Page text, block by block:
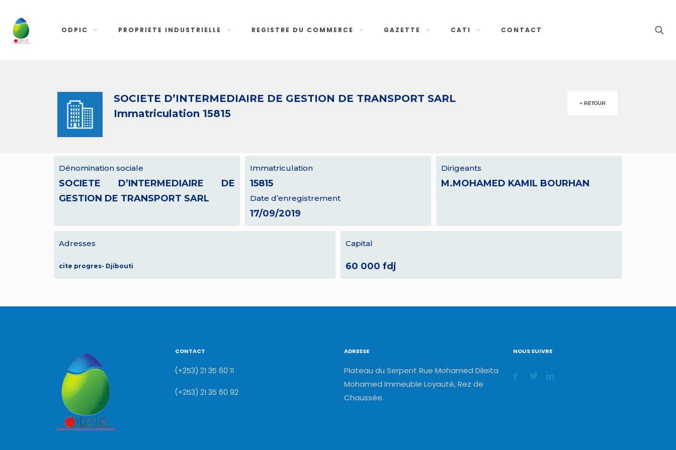
ODPIC PROPRIETE INDUSTRIELLE REGISTRE DU COMMERCE GAZETTE CATI CONTACT
SOCIETE D’INTERMEDIAIRE DE GESTION DE TRANSPORT SARL
Immatriculation 15815
< RETOUR
Dénomination sociale
SOCIETE D’INTERMEDIAIRE DE
GESTION DE TRANSPORT SARL
Immatriculation
15815
Date d’enregistrement
17/09/2019
Dirigeants
M.MOHAMED KAMIL BOURHAN
Adresses
cite progres- Djibouti
Capital
60 000 fdj
CONTACT
(+253) 21 35 60 11
(+253) 21 35 60 92
ADRESSE
Plateau du Serpent Rue Mohamed Dileita
Mohamed Immeuble Loyauté, Rez de
Chaussée.
NOUS SUIVRE